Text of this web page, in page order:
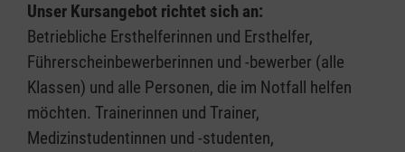
Unser Kursangebot richtet sich an:
Betriebliche Ersthelferinnen und Ersthelfer,
Führerscheinbewerberinnen und -bewerber (alle
Klassen) und alle Personen, die im Notfall helfen
möchten. Trainerinnen und Trainer,
Medizinstudentinnen und -studenten,